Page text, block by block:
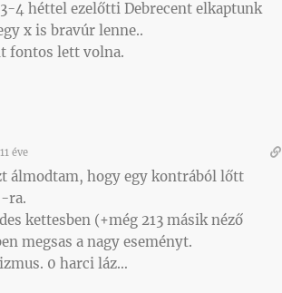
4 héttel ezelőtti Debrecent elkaptunk
x is bravúr lenne..
fontos lett volna.
11 éve
álmodtam, hogy egy kontrából lőtt
ra.
kettesben (+még 213 másik néző
megsas a nagy eseményt.
0 harci láz…